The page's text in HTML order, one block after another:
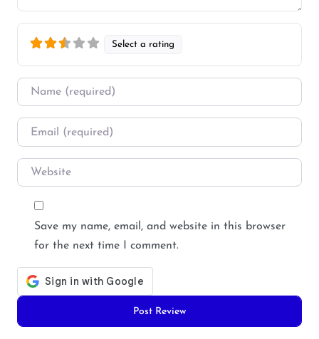
Select a rating
Name
Email
Website
Save my name, email, and website in this browser
for the next time I comment.